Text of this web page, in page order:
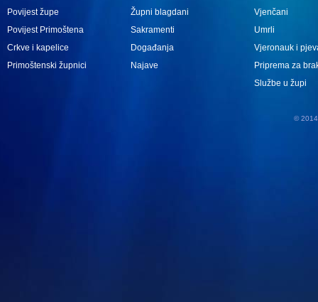
Povijest župe
Povijest Primoštena
Crkve i kapelice
Primoštenski župnici
Župni blagdani
Sakramenti
Događanja
Najave
Vjenčani
Umrli
Vjeronauk i
Priprema za
Službe u župi
© 2014